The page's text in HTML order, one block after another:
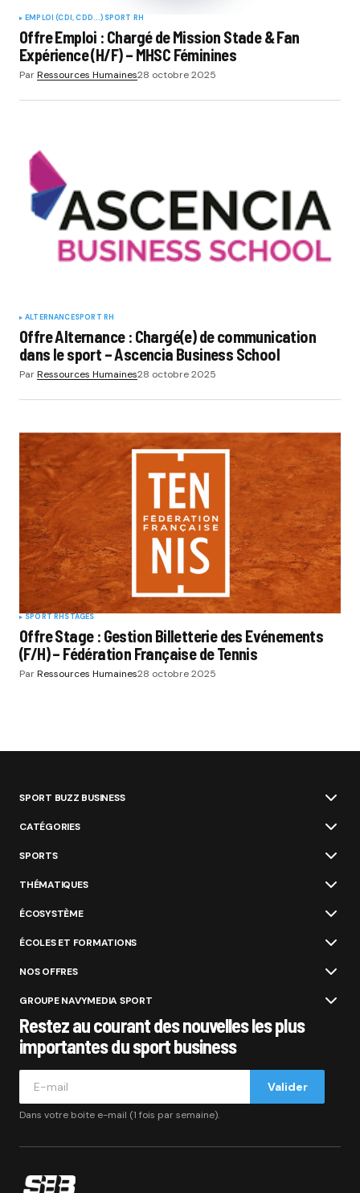
EMPLOI (CDI, CDD...) SPORT RH
Offre Emploi : Chargé de Mission Stade & Fan
Expérience (H/F) – MHSC Féminines
ParRessources Humaines28 octobre 2025
ALTERNANCESPORT RH
Offre Alternance : Chargé(e) de communication
dans le sport – Ascencia Business School
ParRessources Humaines28 octobre 2025
SPORT RHSTAGES
Offre Stage : Gestion Billetterie des Evénements
(F/H) – Fédération Française de Tennis
ParRessources Humaines28 octobre 2025
SPORT BUZZ BUSINESS
CATÉGORIES
SPORTS
THÉMATIQUES
ÉCOSYSTÈME
ÉCOLES ET FORMATIONS
NOS OFFRES
GROUPE NAVYMEDIA SPORT
Restez au courant des nouvelles les plus
importantes du sport business
Valider
Dans votre boite e-mail (1 fois par semaine).